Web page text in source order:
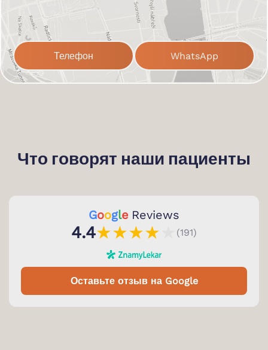
Телефон WhatsApp
Что говорят наши пациенты
Google Reviews
4.4★★★★ (191)
Оставьте отзыв на Google